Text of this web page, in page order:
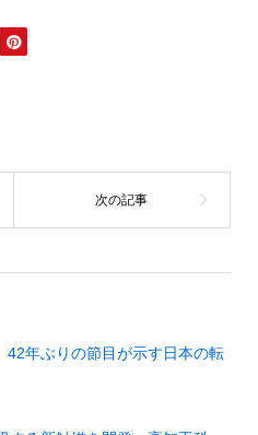
年ぶりの節目が示す日本の転